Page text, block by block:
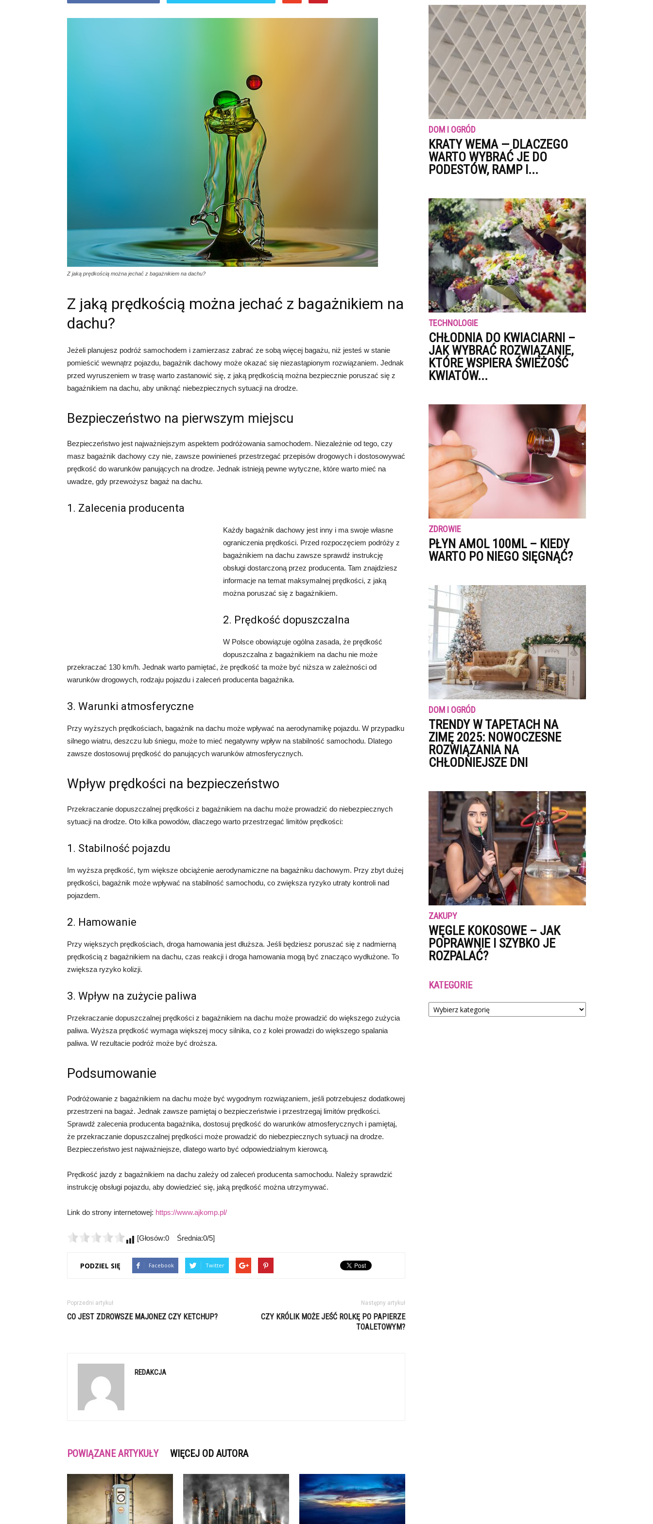
Z jaką prędkością można jechać z bagażnikiem na dachu?
Z jaką prędkością można jechać z bagażnikiem na
dachu?
Jeżeli planujesz podróż samochodem i zamierzasz zabrać ze sobą więcej bagażu, niż jesteś w stanie
pomieścić wewnątrz pojazdu, bagażnik dachowy może okazać się niezastąpionym rozwiązaniem. Jednak
przed wyruszeniem w trasę warto zastanowić się, z jaką prędkością można bezpiecznie poruszać się z
bagażnikiem na dachu, aby uniknąć niebezpiecznych sytuacji na drodze.
Bezpieczeństwo na pierwszym miejscu
Bezpieczeństwo jest najważniejszym aspektem podróżowania samochodem. Niezależnie od tego, czy
masz bagażnik dachowy czy nie, zawsze powinieneś przestrzegać przepisów drogowych i dostosowywać
prędkość do warunków panujących na drodze. Jednak istnieją pewne wytyczne, które warto mieć na
uwadze, gdy przewożysz bagaż na dachu.
1. Zalecenia producenta
Każdy bagażnik dachowy jest inny i ma swoje własne
ograniczenia prędkości. Przed rozpoczęciem podróży z
bagażnikiem na dachu zawsze sprawdź instrukcję
obsługi dostarczoną przez producenta. Tam znajdziesz
informacje na temat maksymalnej prędkości, z jaką
można poruszać się z bagażnikiem.
2. Prędkość dopuszczalna
W Polsce obowiązuje ogólna zasada, że prędkość
dopuszczalna z bagażnikiem na dachu nie może
przekraczać 130 km/h. Jednak warto pamiętać, że prędkość ta może być niższa w zależności od
warunków drogowych, rodzaju pojazdu i zaleceń producenta bagażnika.
3. Warunki atmosferyczne
Przy wyższych prędkościach, bagażnik na dachu może wpływać na aerodynamikę pojazdu. W przypadku
silnego wiatru, deszczu lub śniegu, może to mieć negatywny wpływ na stabilność samochodu. Dlatego
zawsze dostosowuj prędkość do panujących warunków atmosferycznych.
Wpływ prędkości na bezpieczeństwo
Przekraczanie dopuszczalnej prędkości z bagażnikiem na dachu może prowadzić do niebezpiecznych
sytuacji na drodze. Oto kilka powodów, dlaczego warto przestrzegać limitów prędkości:
1. Stabilność pojazdu
Im wyższa prędkość, tym większe obciążenie aerodynamiczne na bagażniku dachowym. Przy zbyt dużej
prędkości, bagażnik może wpływać na stabilność samochodu, co zwiększa ryzyko utraty kontroli nad
pojazdem.
2. Hamowanie
Przy większych prędkościach, droga hamowania jest dłuższa. Jeśli będziesz poruszać się z nadmierną
prędkością z bagażnikiem na dachu, czas reakcji i droga hamowania mogą być znacząco wydłużone. To
zwiększa ryzyko kolizji.
3. Wpływ na zużycie paliwa
Przekraczanie dopuszczalnej prędkości z bagażnikiem na dachu może prowadzić do większego zużycia
paliwa. Wyższa prędkość wymaga większej mocy silnika, co z kolei prowadzi do większego spalania
paliwa. W rezultacie podróż może być droższa.
Podsumowanie
Podróżowanie z bagażnikiem na dachu może być wygodnym rozwiązaniem, jeśli potrzebujesz dodatkowej
przestrzeni na bagaż. Jednak zawsze pamiętaj o bezpieczeństwie i przestrzegaj limitów prędkości.
Sprawdź zalecenia producenta bagażnika, dostosuj prędkość do warunków atmosferycznych i pamiętaj,
że przekraczanie dopuszczalnej prędkości może prowadzić do niebezpiecznych sytuacji na drodze.
Bezpieczeństwo jest najważniejsze, dlatego warto być odpowiedzialnym kierowcą.
Prędkość jazdy z bagażnikiem na dachu zależy od zaleceń producenta samochodu. Należy sprawdzić
instrukcję obsługi pojazdu, aby dowiedzieć się, jaką prędkość można utrzymywać.
Link do strony internetowej: https://www.ajkomp.pl/
[Głosów:0 Średnia:0/5]
PODZIEL SIĘ Facebook Twitter
Poprzedni artykuł
CO JEST ZDROWSZE MAJONEZ CZY KETCHUP?
Następny artykuł
CZY KRÓLIK MOŻE JEŚĆ ROLKĘ PO PAPIERZE
TOALETOWYM?
REDAKCJA
POWIĄZANE ARTYKUŁY WIĘCEJ OD AUTORA
DOM I OGRÓD
KRATY WEMA — DLACZEGO
WARTO WYBRAĆ JE DO
PODESTÓW, RAMP I...
TECHNOLOGIE
CHŁODNIA DO KWIACIARNI –
JAK WYBRAĆ ROZWIĄZANIE,
KTÓRE WSPIERA ŚWIEŻOŚĆ
KWIATÓW...
ZDROWIE
PŁYN AMOL 100ML – KIEDY
WARTO PO NIEGO SIĘGNĄĆ?
DOM I OGRÓD
TRENDY W TAPETACH NA
ZIMĘ 2025: NOWOCZESNE
ROZWIĄZANIA NA
CHŁODNIEJSZE DNI
ZAKUPY
WĘGLE KOKOSOWE – JAK
POPRAWNIE I SZYBKO JE
ROZPALAĆ?
KATEGORIE
Kategorie